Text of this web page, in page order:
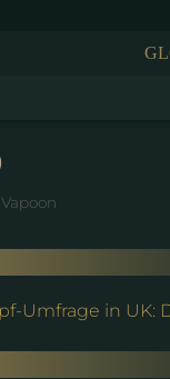
Vapoon
Umfrage in UK: